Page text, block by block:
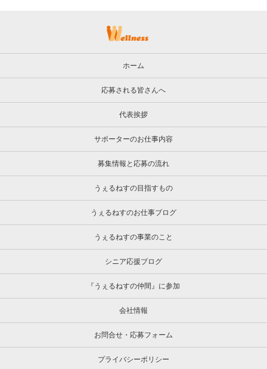
ホーム
応募される皆さんへ
代表挨拶
サポーターのお仕事内容
募集情報と応募の流れ
うぇるねすの目指すもの
うぇるねすのお仕事ブログ
うぇるねすの事業のこと
シニア応援ブログ
『うぇるねすの仲間』に参加
会社情報
お問合せ・応募フォーム
プライバシーポリシー